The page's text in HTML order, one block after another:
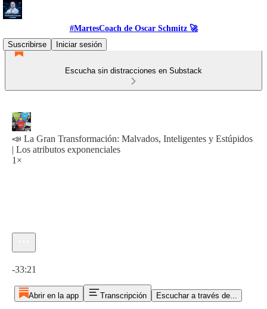
#MartesCoach de Oscar Schmitz 🚀
Suscribirse
Iniciar sesión
Escucha sin distracciones en Substack
📣 La Gran Transformación: Malvados, Inteligentes y Estúpidos
| Los atributos exponenciales
1×
-33:21
Abrir en la app Transcripción Escuchar a través de...